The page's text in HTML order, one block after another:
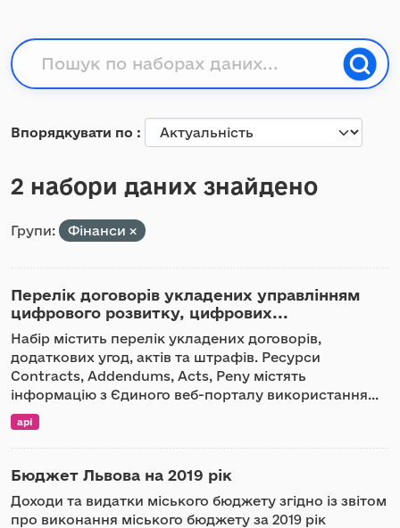
Впорядкувати по
2 набори даних знайдено
Групи: Фінанси
Перелік договорів укладених управлінням
цифрового розвитку, цифрових...
Набір містить перелік укладених договорів,
додаткових угод, актів та штрафів. Ресурси
Contracts, Addendums, Acts, Peny містять
інформацію з Єдиного веб-порталу використання...
api
Бюджет Львова на 2019 рік
Доходи та видатки міського бюджету згідно із звітом
про виконання міського бюджету за 2019 рік